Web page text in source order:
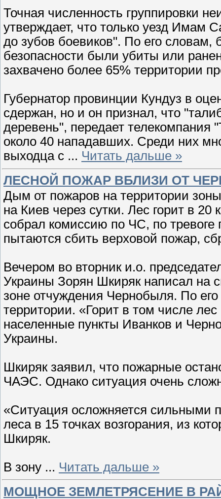
Точная численность группировки
утверждает, что только уезд Имам
до зубов боевиков". По его словам,
безопасности были убиты или
захвачено более 65% территории
Губернатор провинции Кундуз в
сдержан, но и он признал, что
деревень", передает телекомпания
около 40 нападавших. Среди них
выходца с ... Читать дальше »
ЛЕСНОЙ ПОЖАР ВБЛИЗИ ОТ
Дым от пожаров на территории
на Киев через сутки. Лес горит в
собрал комиссию по ЧС, по
пытаются сбить верховой пожар,
Вечером во вторник и.о.
Украины Зорян Шкиряк написал на
зоне отчуждения Чернобыля. По его
территории. «Горит в том числе
населенные пункты Иванков и
Украины.
Шкиряк заявил, что пожарные
ЧАЭС. Однако ситуация очень
«Ситуация осложняется сильными
леса в 15 точках возгорания, из
Шкиряк.
В зону ... Читать дальше »
МОЩНОЕ ЗЕМЛЕТРЯСЕНИЕ В